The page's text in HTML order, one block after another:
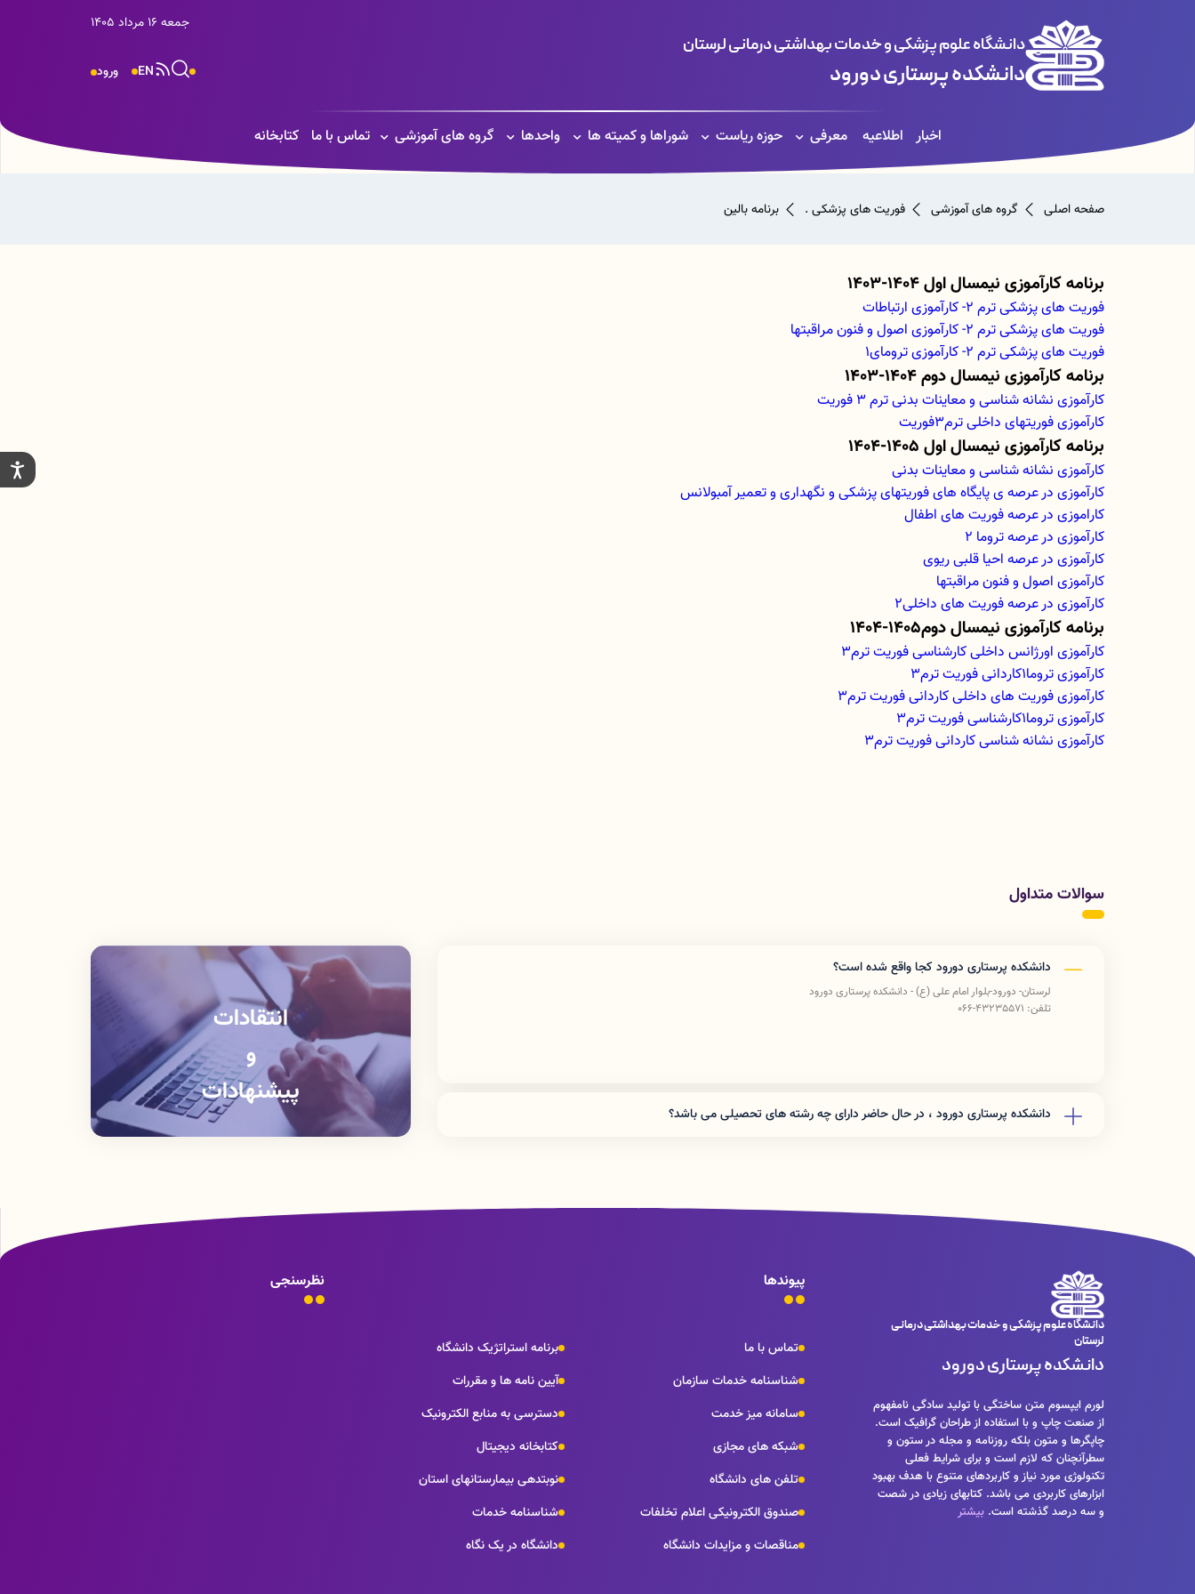
دانشگاه علوم پزشکی و خدمات بهداشتی درمانی لرستان
دانشکده پرستاری دورود
جمعه 16 مرداد 1405
ورود EN
اخبار اطلاعیه معرفی حوزه ریاست شوراها و کمیته ها واحدها گروه های آموزشی تماس با ما کتابخانه
صفحه اصلی گروه های آموزشی فوریت های پزشکی . برنامه بالین
برنامه کارآموزی نیمسال اول 1404-1403
فوریت های پزشکی ترم 2- کارآموزی ارتباطات
فوریت های پزشکی ترم 2- کارآموزی اصول و فنون مراقبتها
فوریت های پزشکی ترم 2- کارآموزی ترومای1
برنامه کارآموزی نیمسال دوم 1404-1403
کارآموزی نشانه شناسی و معاینات بدنی ترم 3 فوریت
کارآموزی فوریتهای داخلی ترم3فوریت
برنامه کارآموزی نیمسال اول 1405-1404
کارآموزی نشانه شناسی و معاینات بدنی
کارآموزی در عرصه ی پایگاه های فوریتهای پزشکی و نگهداری و تعمیر آمبولانس
کاراموزی در عرصه فوریت های اطفال
کارآموزی در عرصه تروما 2
کارآموزی در عرصه احیا قلبی ریوی
کارآموزی اصول و فنون مراقبتها
کارآموزی در عرصه فوریت های داخلی2
برنامه کارآموزی نیمسال دوم1405-1404
کارآموزی اورژانس داخلی کارشناسی فوریت ترم3
کارآموزی تروما1کاردانی فوریت ترم3
کارآموزی فوریت های داخلی کاردانی فوریت ترم3
کارآموزی تروما1کارشناسی فوریت ترم3
کارآموزی نشانه شناسی کاردانی فوریت ترم3
سوالات متداول
دانشکده پرستاری دورود کجا واقع شده است؟
لرستان- دورود-بلوار امام علی (ع) - دانشکده پرستاری دورود
تلفن: 43235571-066
دانشکده پرستاری دورود ، در حال حاضر دارای چه رشته های تحصیلی می باشد؟
انتقادات
و
پیشنهادات
دانشگاه علوم پزشکی و خدمات بهداشتی درمانی
لرستان
دانشکده پرستاری دورود
لورم ایپسوم متن ساختگی با تولید سادگی نامفهوم
از صنعت چاپ و با استفاده از طراحان گرافیک است.
چاپگرها و متون بلکه روزنامه و مجله در ستون و
سطرآنچنان که لازم است و برای شرایط فعلی
تکنولوژی مورد نیاز و کاربردهای متنوع با هدف بهبود
ابزارهای کاربردی می باشد. کتابهای زیادی در شصت
و سه درصد گذشته است. بیشتر
پیوندها
تماس با ما
برنامه استراتژیک دانشگاه
شناسنامه خدمات سازمان
آیین نامه ها و مقررات
سامانه میز خدمت
دسترسی به منابع الکترونیک
شبکه های مجازی
کتابخانه دیجیتال
تلفن های دانشگاه
نوبتدهی بیمارستانهای استان
صندوق الکترونیکی اعلام تخلفات
شناسنامه خدمات
مناقصات و مزایدات دانشگاه
دانشگاه در یک نگاه
نظرسنجی